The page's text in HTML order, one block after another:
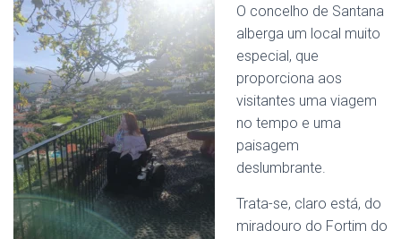
A
O concelho de Santana
alberga um local muito
especial, que
proporciona aos
visitantes uma viagem
no tempo e uma
paisagem
deslumbrante.
Trata-se, claro está, do
miradouro do Fortim do